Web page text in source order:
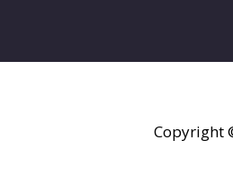
Copyright